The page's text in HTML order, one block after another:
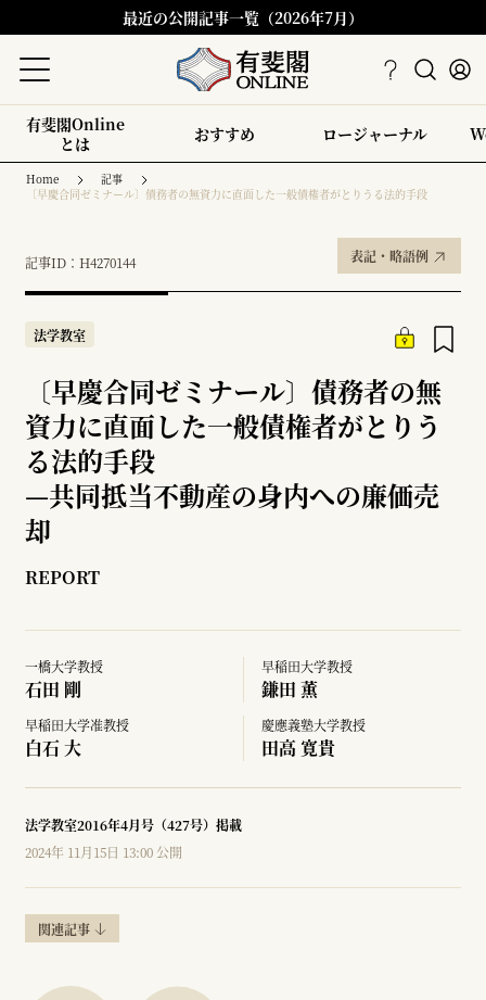
最近の公開記事一覧（2026年7月）
有斐閣Online
とは
おすすめ ロージャーナル
Home
記事
〔早慶合同ゼミナール〕債務者の無資力に直面した一般債権者がとりうる法的手段
記事ID：H4270144 表記・略語例
法学教室
〔早慶合同ゼミナール〕債務者の無
資力に直面した一般債権者がとりう
る法的手段
—共同抵当不動産の身内への廉価売
却
REPORT
一橋大学教授
石田 剛
早稲田大学教授
鎌田 薫
早稲田大学准教授
白石 大
慶應義塾大学教授
田高 寛貴
法学教室2016年4月号（427号）掲載
2024年 11月15日 13:00 公開
関連記事